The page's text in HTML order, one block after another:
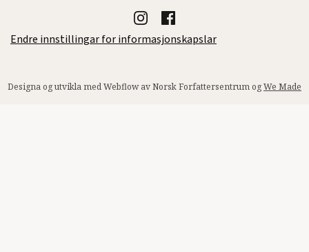
Endre innstillingar for informasjonskapslar
Designa og utvikla med Webflow av Norsk Forfattersentrum ogWe Made